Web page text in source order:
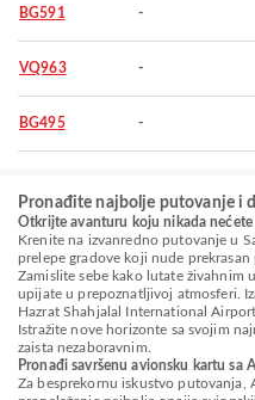
BG591 -
VQ963 -
BG495 -
Pronađite najbolje putovanje i
Otkrijte avanturu koju nikada
Krenite na izvanredno putovanje u
prelepe gradove koji nude
Zamislite sebe kako lutate živahnim
upijate u prepoznatljivoj atmosferi.
Hazrat Shahjalal International
Istražite nove horizonte sa svojim
zaista nezaboravnim.
Pronađi savršenu avionsku kartu sa
Za besprekornu iskustvo putovanja,